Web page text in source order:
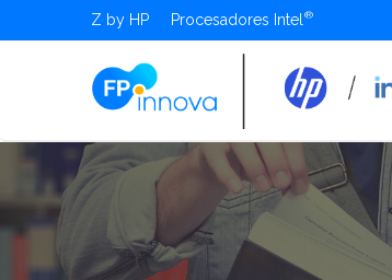
Z by HP Procesadores Intel